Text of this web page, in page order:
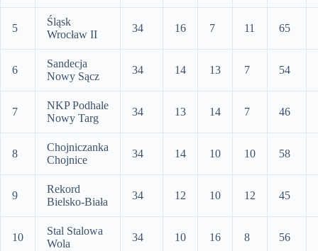
5
Śląsk
Wrocław II
34 16 7 11 65
6
Sandecja
Nowy Sącz
34 14 13 7 54
7
NKP Podhale
Nowy Targ
34 13 14 7 46
8
Chojniczanka
Chojnice
34 14 10 10 58
9
Rekord
Bielsko-Biała
34 12 10 12 45
10
Stal Stalowa
Wola
34 10 16 8 56